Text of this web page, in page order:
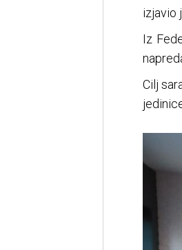
izjavio
Iz
Cilj